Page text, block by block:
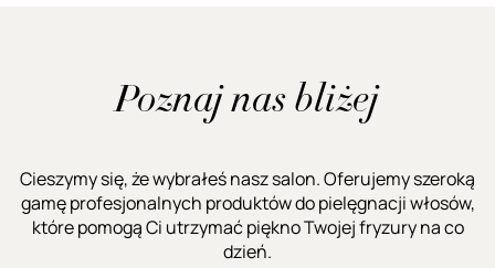
Poznaj nas bliżej
Cieszymy się, że wybrałeś nasz salon. Oferujemy szeroką
gamę profesjonalnych produktów do pielęgnacji włosów,
które pomogą Ci utrzymać piękno Twojej fryzury na co
dzień.